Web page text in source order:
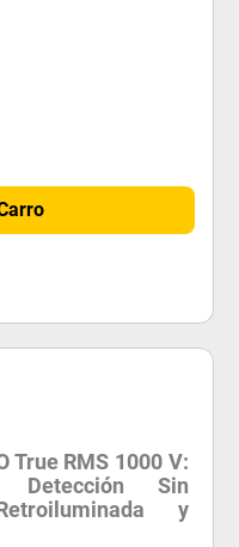
True RMS 1000 V:
Detección Sin
y